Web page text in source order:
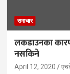
समाचार
लकडाउनका
नसकिने
April 12, 2020